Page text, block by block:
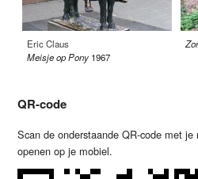
Eric Claus
Meisje op Pony 1967
QR-code
Scan de onderstaande QR-code met
openen op je mobiel.